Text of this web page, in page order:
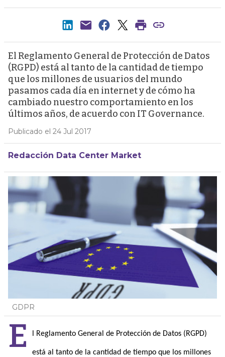
El Reglamento General de Protección de Datos
(RGPD) está al tanto de la cantidad de tiempo
que los millones de usuarios del mundo
pasamos cada día en internet y de cómo ha
cambiado nuestro comportamiento en los
últimos años, de acuerdo con IT Governance.
Publicado el 24 Jul 2017
Redacción Data Center Market
GDPR
E l Reglamento General de Protección de Datos (RGPD)
está al tanto de la cantidad de tiempo que los millones